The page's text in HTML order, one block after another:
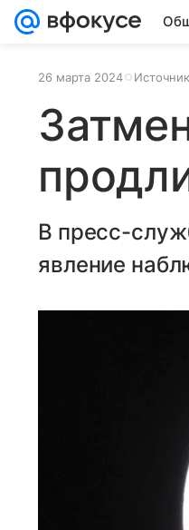
26 марта 2024
В пресс-
явление